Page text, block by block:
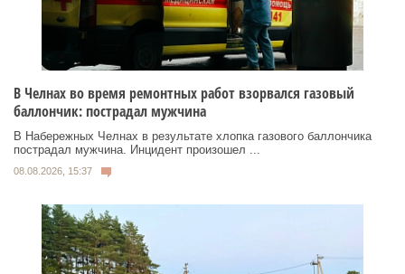
В Челнах во время ремонтных работ взорвался газовый
баллончик: пострадал мужчина
В Набережных Челнах в результате хлопка газового баллончика
пострадал мужчина. Инцидент произошел ...
08.08.2026, 15:37